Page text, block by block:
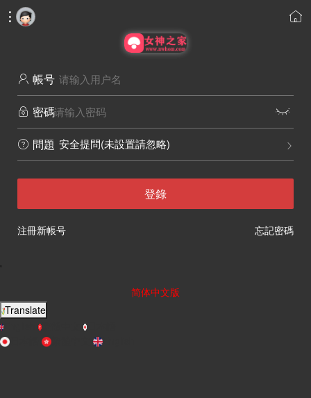
 
 帳号
 密碼 
 問題 
安全提問(未設置請忽略)
登錄
忘記密碼
注冊新帳号
'
简体中文版
Translate